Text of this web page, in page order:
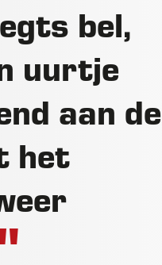
bel,
uurtje
aan de
het